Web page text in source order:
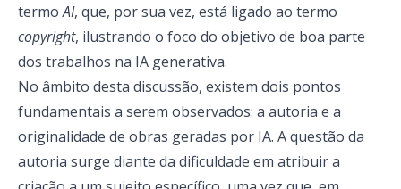
termoAI, que, por sua vez, está ligado ao termo
copyright, ilustrando o foco do objetivo de boa parte
dos trabalhos na IA generativa.
No âmbito desta discussão, existem dois pontos
fundamentais a serem observados: a autoria e a
originalidade de obras geradas por IA. A questão da
autoria surge diante da dificuldade em atribuir a